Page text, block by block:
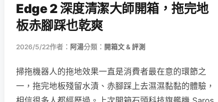
Edge 2 深度清潔大師開箱，拖完地
板赤腳踩也乾爽
2026/5/22作者： 阿湯分類： 開箱文 & 評測
掃拖機器人的拖地效果一直是消費者最在意的環節之
一，拖完地板殘留水漬、赤腳踩上去濕濕黏黏的體驗，